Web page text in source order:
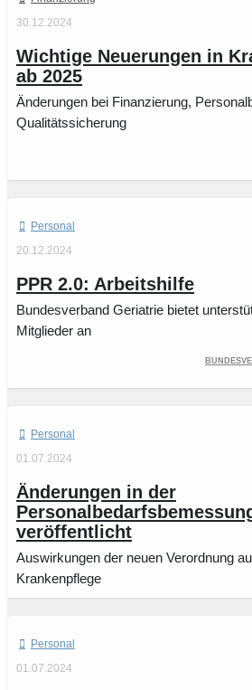
30.12.2024
Wichtige Neuerungen in
ab 2025
Änderungen bei Finanzierung,
Qualitätssicherung
Personal
20.12.2024
PPR 2.0: Arbeitshilfe
Bundesverband Geriatrie bietet
Mitglieder an
Personal
01.07.2024
Änderungen in der
veröffentlicht
Auswirkungen der neuen Verordnung
Krankenpflege
Personal
01.07.2024